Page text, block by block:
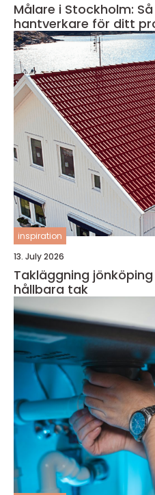
Målare i Stockholm:
hantverkare för ditt
inspiration
13. July 2026
Takläggning
hållbara tak